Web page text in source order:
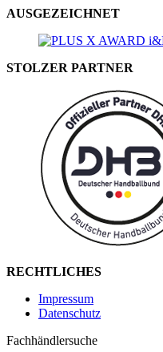
AUSGEZEICHNET
STOLZER PARTNER
RECHTLICHES
Impressum
Datenschutz
Fachhändlersuche